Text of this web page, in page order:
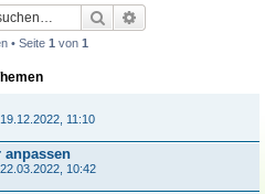
Suche
• Seite 1 von 1
19.12.2022, 11:10
22.03.2022, 10:42